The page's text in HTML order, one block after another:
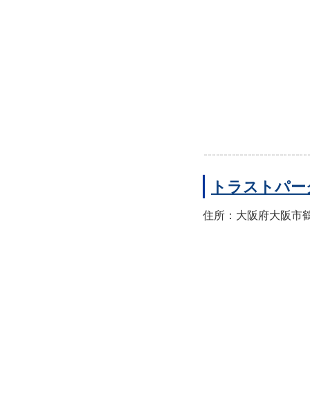
トラストパ
住所：大阪府大阪市